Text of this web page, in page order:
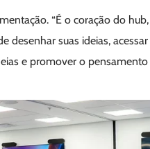
“É o coração do
desenhar suas ideias,
e promover o pensamento